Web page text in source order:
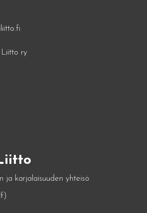
ry
ja karjalaisuuden yhteisö